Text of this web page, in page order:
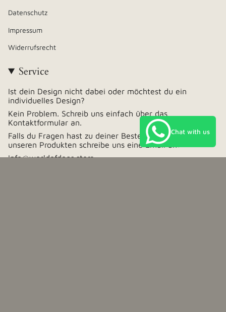
Datenschutz
Impressum
Widerrufsrecht
Service
Ist dein Design nicht dabei oder möchtest du ein
individuelles Design?
Kein Problem. Schreib uns einfach über das
Kontaktformular an.
Falls du Fragen hast zu deiner Bestellung oder zu
unseren Produkten schreibe uns eine Email an:
Info@worldofdogs.store
Chat with us